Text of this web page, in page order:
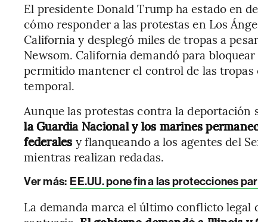
El presidente Donald Trump ha estado en
cómo responder a las protestas en Los
California y desplegó miles de tropas a
Newsom. California demandó para
permitido mantener el control de las
temporal.
Aunque las protestas contra la deportación
la Guardia Nacional y los marines
federales y flanqueando a los agentes del
mientras realizan redadas.
Ver más: EE.UU. pone fin a las protecciones
La demanda marca el último conflicto legal